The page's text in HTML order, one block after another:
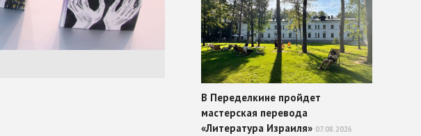
В Переделкине пройдет
мастерская перевода
«Литература Израиля» 07.08.2026